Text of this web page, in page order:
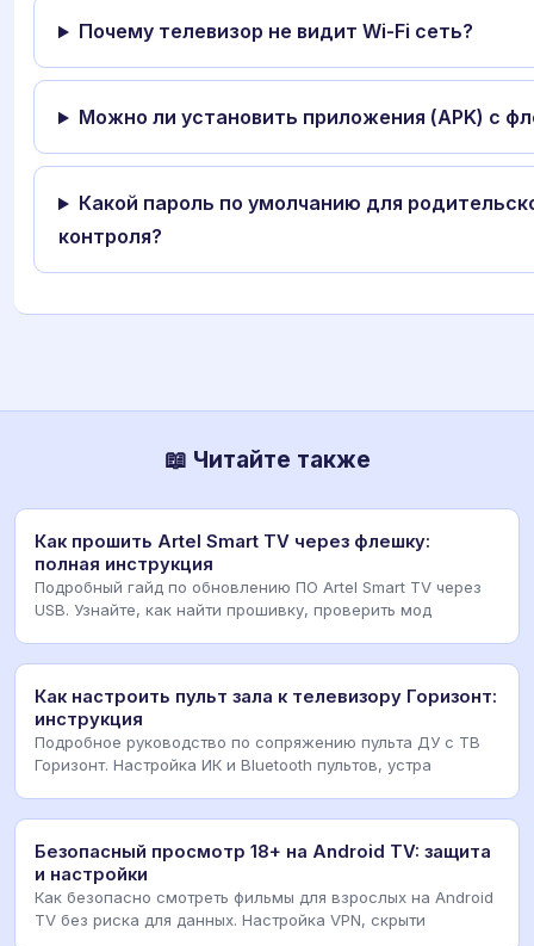
Почему телевизор не видит Wi-Fi сеть?
Можно ли установить приложения (APK) с
Какой пароль по умолчанию для
контроля?
📖 Читайте также
Как прошить Artel Smart TV через флешку:
полная инструкция
Подробный гайд по обновлению ПО Artel Smart TV через
USB. Узнайте, как найти прошивку, проверить мод
Как настроить пульт зала к телевизору Горизонт:
инструкция
Подробное руководство по сопряжению пульта ДУ с ТВ
Горизонт. Настройка ИК и Bluetooth пультов, устра
Безопасный просмотр 18+ на Android TV: защита
и настройки
Как безопасно смотреть фильмы для взрослых на Android
TV без риска для данных. Настройка VPN, скрыти